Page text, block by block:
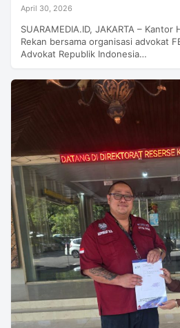
April 30, 2026
SUARAMEDIA.ID, JAKARTA – Kantor
Rekan bersama organisasi advokat
Advokat Republik Indonesia…